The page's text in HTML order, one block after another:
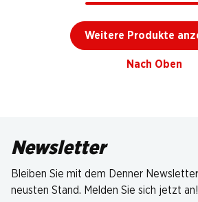
Weitere Produkte
Nach Oben
Newsletter
Bleiben Sie mit dem Denner
neusten Stand. Melden Sie sich jetzt an!